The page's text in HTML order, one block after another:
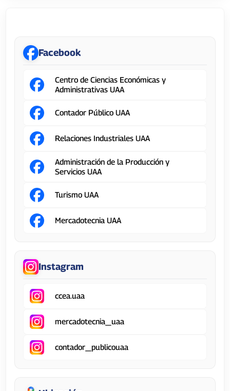
Facebook
Centro de Ciencias Económicas y
Administrativas UAA
Contador Público UAA
Relaciones Industriales UAA
Administración de la Producción y
Servicios UAA
Turismo UAA
Mercadotecnia UAA
Instagram
ccea.uaa
mercadotecnia_uaa
contador_publicouaa